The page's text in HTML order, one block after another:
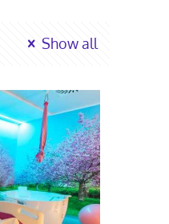
Show all